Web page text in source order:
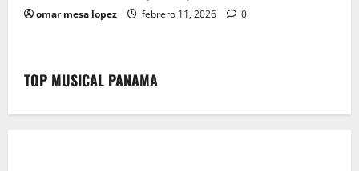
omar mesa lopez febrero 11, 2026 0
TOP MUSICAL PANAMA